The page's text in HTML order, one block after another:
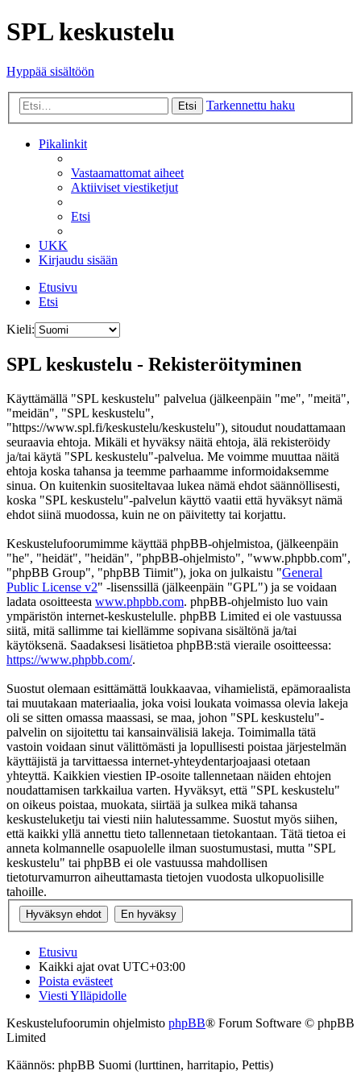
SPL keskustelu
Hyppää sisältöön
Etsi Tarkennettu haku
Pikalinkit
Vastaamattomat aiheet
Aktiiviset viestiketjut
Etsi
UKK
Kirjaudu sisään
Etusivu
Etsi
Kieli:
SPL keskustelu - Rekisteröityminen
Käyttämällä "SPL keskustelu" palvelua (jälkeenpäin "me", "meitä",
"meidän", "SPL keskustelu",
"https://www.spl.fi/keskustelu/keskustelu"), sitoudut noudattamaan
seuraavia ehtoja. Mikäli et hyväksy näitä ehtoja, älä rekisteröidy
ja/tai käytä "SPL keskustelu"-palvelua. Me voimme muuttaa näitä
ehtoja koska tahansa ja teemme parhaamme informoidaksemme
sinua. On kuitenkin suositeltavaa lukea nämä ehdot säännöllisesti,
koska "SPL keskustelu"-palvelun käyttö vaatii että hyväksyt nämä
ehdot siinä muodossa, kuin ne on päivitetty tai korjattu.
Keskustelufoorumimme käyttää phpBB-ohjelmistoa, (jälkeenpäin
"he", "heidät", "heidän", "phpBB-ohjelmisto", "www.phpbb.com",
"phpBB Group", "phpBB Tiimit"), joka on julkaistu "General
Public License v2" -lisenssillä (jälkeenpäin "GPL") ja se voidaan
ladata osoitteesta www.phpbb.com. phpBB-ohjelmisto luo vain
ympäristön internet-keskustelulle. phpBB Limited ei ole vastuussa
siitä, mitä sallimme tai kiellämme sopivana sisältönä ja/tai
käytöksenä. Saadaksesi lisätietoa phpBB:stä vieraile osoitteessa:
https://www.phpbb.com/.
Suostut olemaan esittämättä loukkaavaa, vihamielistä, epämoraalista
tai muutakaan materiaalia, joka voisi loukata voimassa olevia lakeja
oli se sitten omassa maassasi, se maa, johon "SPL keskustelu"-
palvelin on sijoitettu tai kansainvälisiä lakeja. Toimimalla tätä
vastoin voidaan sinut välittömästi ja lopullisesti poistaa järjestelmän
käyttäjistä ja tarvittaessa internet-yhteydentarjoajaasi otetaan
yhteyttä. Kaikkien viestien IP-osoite tallennetaan näiden ehtojen
noudattamisen tarkkailua varten. Hyväksyt, että "SPL keskustelu"
on oikeus poistaa, muokata, siirtää ja sulkea mikä tahansa
keskusteluketju tai viesti niin halutessamme. Suostut myös siihen,
että kaikki yllä annettu tieto tallennetaan tietokantaan. Tätä tietoa ei
anneta kolmannelle osapuolelle ilman suostumustasi, mutta "SPL
keskustelu" tai phpBB ei ole vastuussa mahdollisen
tietoturvamurron aiheuttamasta tietojen vuodosta ulkopuolisille
tahoille.
Etusivu
Kaikki ajat ovat UTC+03:00
Poista evästeet
Viesti Ylläpidolle
Keskustelufoorumin ohjelmisto phpBB® Forum Software © phpBB
Limited
Käännös: phpBB Suomi (lurttinen, harritapio, Pettis)